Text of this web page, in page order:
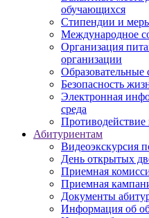
обучающихся
Стипендии и
Международное
Организация
организации
Образовательные
Безопасность
Электронная
среда
Противодействие
Абитуриентам
День открытых
Приемная
Приемная
Дoкументы
Информация об